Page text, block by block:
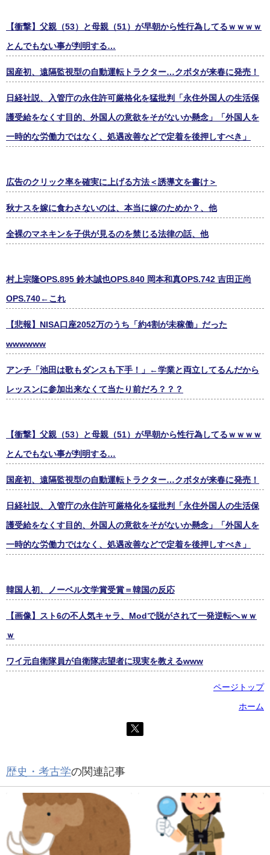
【衝撃】父親（53）と母親（51）が早朝から性行為してるｗｗｗｗ
とんでもない事が判明する…
国産初、遠隔監視型の自動運転トラクター…クボタが来春に発売！
日経社説、入管庁の永住許可厳格化を猛批判「永住外国人の生活保
護受給をなくす目的、外国人の意欲をそがないか懸念」「外国人を
一時的な労働力ではなく、処遇改善などで定着を後押しすべき」
広告のクリック率を確実に上げる方法＜誘導文を書け＞
秋ナスを嫁に食わさないのは、本当に嫁のためか？、他
全裸のマネキンを子供が見るのを禁じる法律の話、他
村上宗隆OPS.895 鈴木誠也OPS.840 岡本和真OPS.742 吉田正尚
OPS.740←これ
【悲報】NISA口座2052万のうち「約4割が未稼働」だった
wwwwww
アンチ「池田は歌もダンスも下手！」←学業と両立してるんだから
レッスンに参加出来なくて当たり前だろ？？？
【衝撃】父親（53）と母親（51）が早朝から性行為してるｗｗｗｗ
とんでもない事が判明する…
国産初、遠隔監視型の自動運転トラクター…クボタが来春に発売！
日経社説、入管庁の永住許可厳格化を猛批判「永住外国人の生活保
護受給をなくす目的、外国人の意欲をそがないか懸念」「外国人を
一時的な労働力ではなく、処遇改善などで定着を後押しすべき」
韓国人初、ノーベル文学賞受賞＝韓国の反応
【画像】スト6の不人気キャラ、Modで脱がされて一発逆転へｗｗ
ｗ
ワイ元自衛隊員が自衛隊志望者に現実を教えるwww
ページトップ
ホーム
歴史・考古学の関連記事